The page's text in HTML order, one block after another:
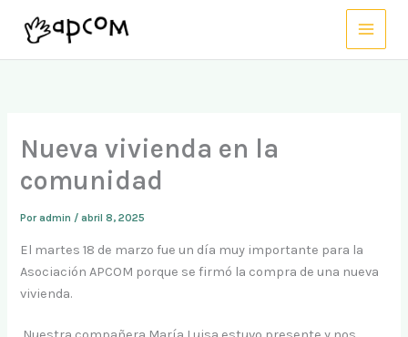
Nueva vivienda en la
comunidad
Poradmin /abril 8, 2025
El martes 18 de marzo fue un día muy importante para la
Asociación APCOM porque se firmó la compra de una nueva
vivienda.